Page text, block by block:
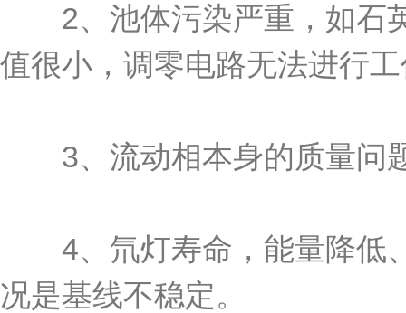
2、池体污染严重，如石
值很小，调零电路无法进行
3、流动相本身的质量问
4、氘灯寿命，能量降低
况是基线不稳定。